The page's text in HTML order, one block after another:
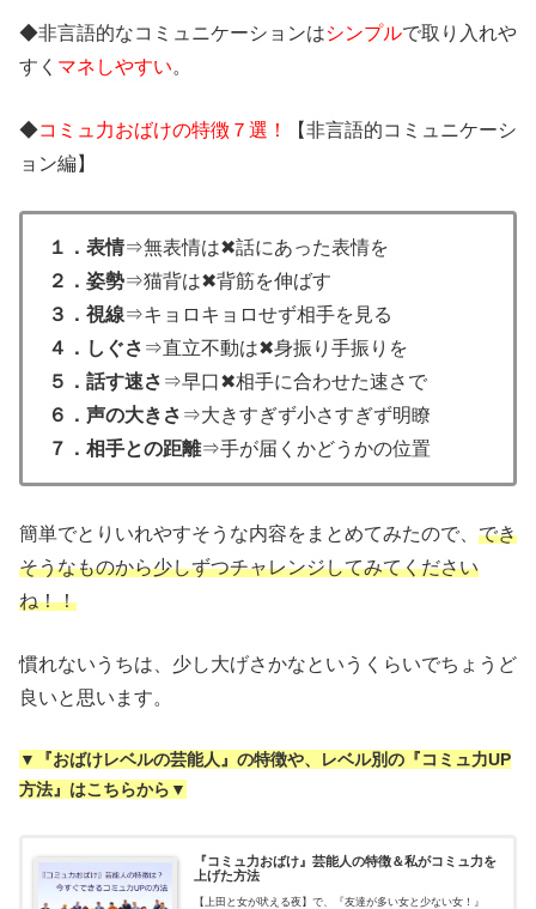
◆非言語的なコミュニケーションはシンプルで取り入れや
すく マネしやすい。
◆コミュ力おばけの特徴７選！
【非言語的コミュニケーシ
ョン編】
１．表情⇒無表情は✖話にあった表情を
２．姿勢⇒猫背は✖背筋を伸ばす
３．視線⇒キョロキョロせず相手を見る
４．しぐさ ⇒直立不動は✖身振り手振りを
５．話す速さ ⇒早口✖相手に合わせた速さで
６．声の大きさ ⇒大きすぎず小さすぎず明瞭
７．相手との距離⇒手が届くかどうかの位置
簡単でとりいれやすそうな内容をまとめてみたので、 でき
そうなものから少しずつチャレンジしてみてください
ね！！
慣れないうちは、少し大げさかなというくらいでちょうど
良いと思います。
▼『おばけレベルの芸能人』の特徴や、レベル別の『コミュ力UP
方法』はこちらから▼
『コミュ力おばけ』芸能人の特徴＆私がコミュ力を
上げた方法
【上田と女が吠える夜】で、『友達が多い女と少ない女！』